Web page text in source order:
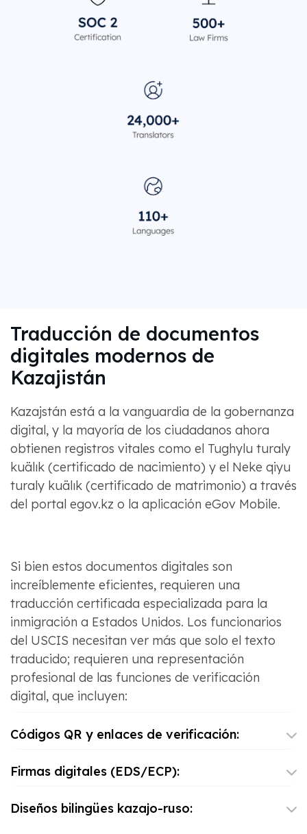
Traducción de documentos
digitales modernos de
Kazajistán
Kazajstán está a la vanguardia de la gobernanza
digital, y la mayoría de los ciudadanos ahora
obtienen registros vitales como el Tughylu turaly
kuälık (certificado de nacimiento) y el Neke qiyu
turaly kuälık (certificado de matrimonio) a través
del portal egov.kz o la aplicación eGov Mobile.
Si bien estos documentos digitales son
increíblemente eficientes, requieren una
traducción certificada especializada para la
inmigración a Estados Unidos. Los funcionarios
del USCIS necesitan ver más que solo el texto
traducido; requieren una representación
profesional de las funciones de verificación
digital, que incluyen:
Códigos QR y enlaces de verificación:
Firmas digitales (EDS/ECP):
Diseños bilingües kazajo-ruso: